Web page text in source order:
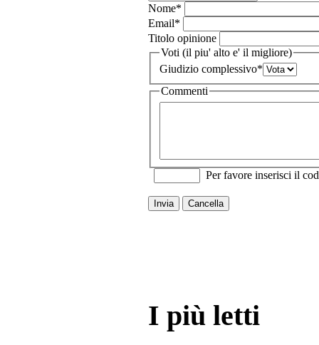
Nome*
Email*
Titolo opinione
Voti (il piu' alto e' il migliore)
Giudizio complessivo*
Commenti
Per favore inserisci il
Invia Cancella
I più letti